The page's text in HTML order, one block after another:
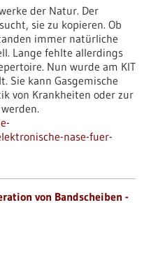
der Natur. Der
sie zu kopieren. Ob
immer natürliche
Lange fehlte allerdings
Nun wurde am KIT
Sie kann Gasgemische
von Krankheiten oder zur
nase-fuer-
von Bandscheiben -